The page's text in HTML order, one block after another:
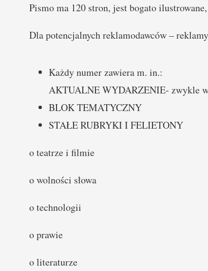
Pismo ma 120 stron, jest bogato
Dla potencjalnych reklamodawców –
Każdy numer zawiera m. in.:
AKTUALNE WYDARZENIE- zwykle
BLOK TEMATYCZNY
STAŁE RUBRYKI I FELIETONY
o teatrze i filmie
o wolności słowa
o technologii
o prawie
o literaturze